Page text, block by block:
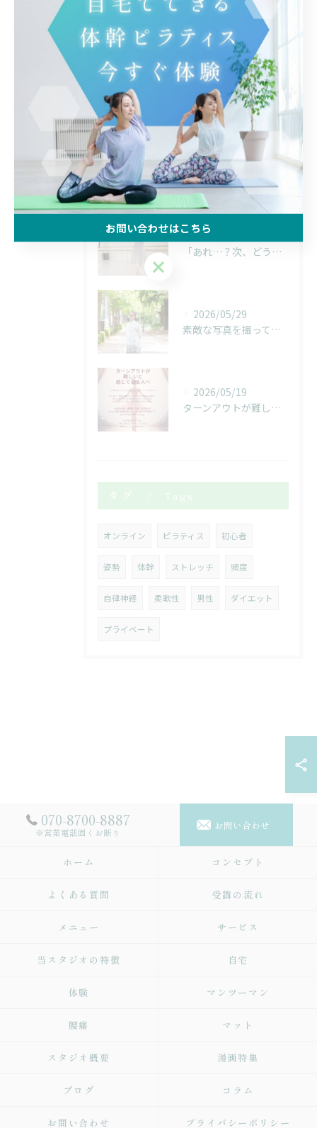
マンツーマン
腰痛
マット
からだの使い方
会員限定メニュー
最近の投稿 Recent Posts
2026/06/22
「あれ…？次、どうだったっけ…？」
2026/05/29
素敵な写真を撮っていただきました！
2026/05/19
ターンアウトが難しいと感じている人へ
タグ Tags
オンライン ピラティス 初心者
姿勢 体幹 ストレッチ 頻度
自律神経 柔軟性 男性 ダイエット
プライベート
070-8700-8887
※営業電話固くお断り
お問い合わせ
ホーム コンセプト
よくある質問 受講の流れ
メニュー サービス
当スタジオの特徴 自宅
体験 マンツーマン
腰痛 マット
スタジオ概要 漫画特集
ブログ コラム
お問い合わせ プライバシーポリシー
お問い合わせはこちら
お問い合わせはこちら